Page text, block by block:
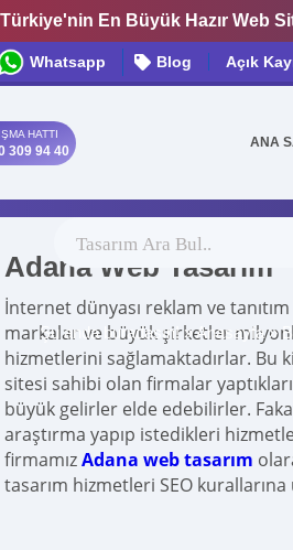
Türkiye'nin En Büyük Hazır Web
Whatsapp Blog Açık
HATTI
309 94 40
ANA
İşinize En
içerisinden sana
Şu anda buradasın! »Anasayfa»
Adana Web Tasarım
İnternet dünyası reklam ve
markalar ve büyük şirketler
hizmetlerini sağlamaktadırlar. Bu
sitesi sahibi olan firmalar
büyük gelirler elde edebilirler.
araştırma yapıp istedikleri
firmamızAdana web tasarım
tasarım hizmetleri SEO